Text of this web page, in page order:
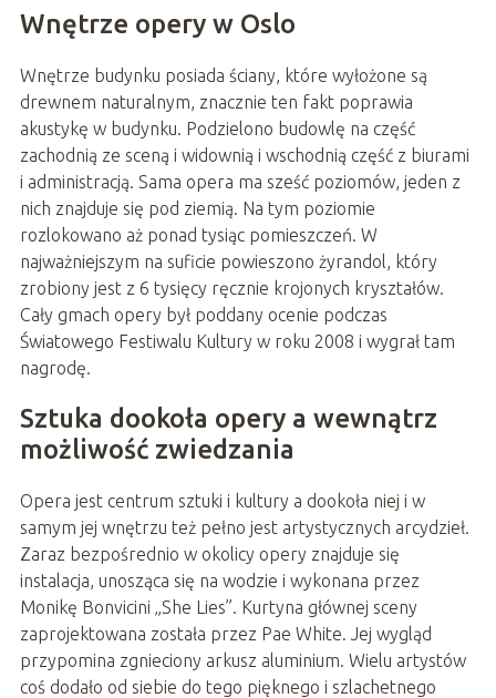
Wnętrze opery w Oslo
Wnętrze budynku posiada ściany, które wyłożone są
drewnem naturalnym, znacznie ten fakt poprawia
akustykę w budynku. Podzielono budowlę na część
zachodnią ze sceną i widownią i wschodnią część z biurami
i administracją. Sama opera ma sześć poziomów, jeden z
nich znajduje się pod ziemią. Na tym poziomie
rozlokowano aż ponad tysiąc pomieszczeń. W
najważniejszym na suficie powieszono żyrandol, który
zrobiony jest z 6 tysięcy ręcznie krojonych kryształów.
Cały gmach opery był poddany ocenie podczas
Światowego Festiwalu Kultury w roku 2008 i wygrał tam
nagrodę.
Sztuka dookoła opery a wewnątrz
możliwość zwiedzania
Opera jest centrum sztuki i kultury a dookoła niej i w
samym jej wnętrzu też pełno jest artystycznych arcydzieł.
Zaraz bezpośrednio w okolicy opery znajduje się
instalacja, unosząca się na wodzie i wykonana przez
Monikę Bonvicini „She Lies”. Kurtyna głównej sceny
zaprojektowana została przez Pae White. Jej wygląd
przypomina zgnieciony arkusz aluminium. Wielu artystów
coś dodało od siebie do tego pięknego i szlachetnego